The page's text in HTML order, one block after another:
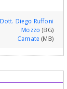
Dott. Diego Ruffoni
Mozzo (BG)
Carnate (MB)